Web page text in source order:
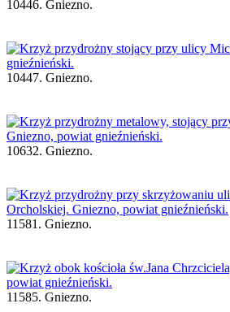
10446. Gniezno.
10447. Gniezno.
10632. Gniezno.
11581. Gniezno.
11585. Gniezno.